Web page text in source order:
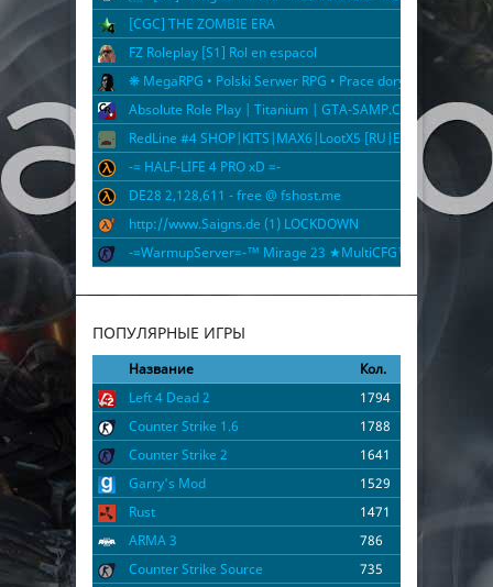
[CGC] THE ZOMBIE ERA
FZ Roleplay [S1] Rol en espaсol
❋ MegaRPG • Polski Serwer RPG • Prace dorywcze •
Absolute Role Play | Titanium | GTA-SAMP.COM
RedLine #4 SHOP|KITS|MAX6|LootX5 [RU|ENG]
-= HALF-LIFE 4 PRO xD =-
DE28 2,128,611 - free @ fshost.me
http://www.Saigns.de (1) LOCKDOWN
-=WarmupServer=-™ Mirage 23 ★MultiCFG™★FFA-DM★
ПОПУЛЯРНЫЕ ИГРЫ
Название
Кол.
Left 4 Dead 2
1794
Counter Strike 1.6
1788
Counter Strike 2
1641
Garry's Mod
1529
Rust
1471
ARMA 3
786
Counter Strike Source
735